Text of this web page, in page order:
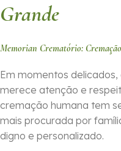
Grande
Memorian Crematório:
Em momentos
merece atenção e
cremação humana tem
mais procurada por
digno e personalizado.